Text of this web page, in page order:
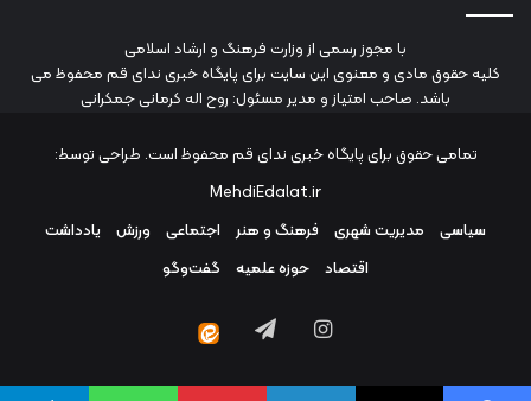
با مجوز رسمی از وزارت فرهنگ و ارشاد اسلامی
کلیه حقوق مادی و معنوی این سایت برای پایگاه خبری ندای قم محفوظ می
باشد. صاحب امتیاز و مدیر مسئول: روح اله کرمانی جمکرانی
تمامی حقوق برای پایگاه خبری ندای قم محفوظ است. طراحی توسط:
MehdiEdalat.ir
سیاسی
مدیریت شهری فرهنگ و هنر اجتماعی ورزش
یادداشت
اقتصاد
حوزه علمیه گفت‌وگو
اینستاگرامتلگرام